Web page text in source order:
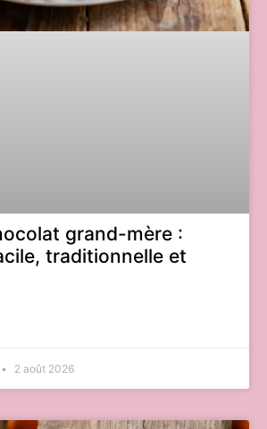
grand-mère :
traditionnelle et
2 août 2026